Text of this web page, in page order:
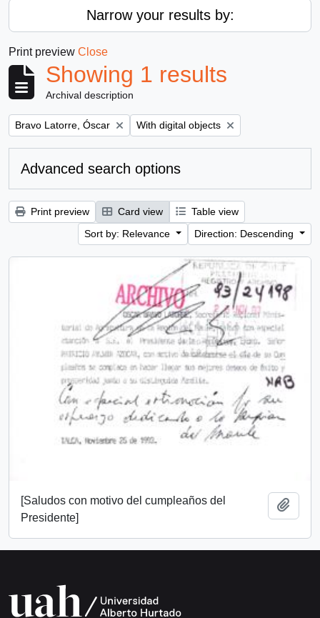
Narrow your results by:
Print preview Close
Showing 1 results
Archival description
Remove filter:
Bravo Latorre, Óscar Remove filter:
With digital objects
Advanced search options
Print preview Card view
Table view
Sort by: Relevance
Direction: Descending
[Saludos con motivo del cumpleaños del
Presidente]